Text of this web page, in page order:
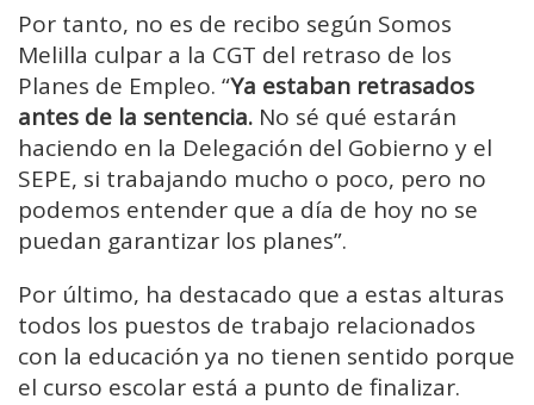
Por tanto, no es de recibo según Somos
Melilla culpar a la CGT del retraso de los
Planes de Empleo. “Ya estaban retrasados
antes de la sentencia. No sé qué estarán
haciendo en la Delegación del Gobierno y el
SEPE, si trabajando mucho o poco, pero no
podemos entender que a día de hoy no se
puedan garantizar los planes”.
Por último, ha destacado que a estas alturas
todos los puestos de trabajo relacionados
con la educación ya no tienen sentido porque
el curso escolar está a punto de finalizar.